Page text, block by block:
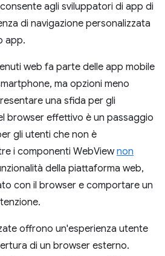
agli sviluppatori di app di
di navigazione personalizzata
app.
web fa parte delle app mobile
ma opzioni meno
una sfida per gli
browser effettivo è un passaggio
gli utenti che non è
i componenti WebViewnon
della piattaforma web,
con il browser e comportare un
offrono un'esperienza utente
di un browser esterno.